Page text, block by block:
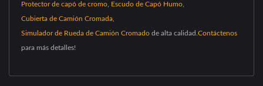
Protector de capó de cromo Escudo de Capó Humo
Cubierta de Camión Cromada
Simulador de Rueda de Camión Cromado de alta calidad. Contáctenos
para más detalles!